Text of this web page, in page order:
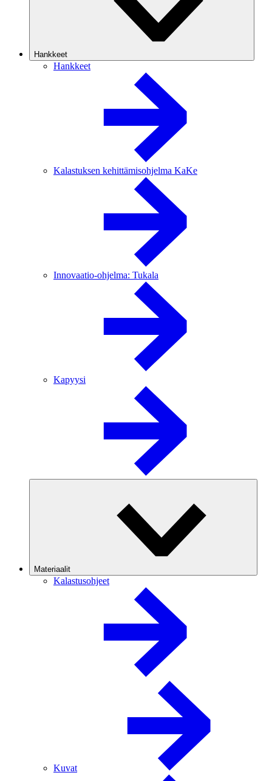
Hankkeet
Hankkeet
Kalastuksen kehittämisohjelma KaKe
Innovaatio-ohjelma: Tukala
Kapyysi
Materiaalit
Kalastusohjeet
Kuvat